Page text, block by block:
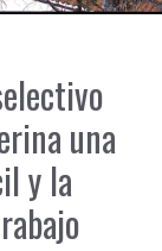
una
y la